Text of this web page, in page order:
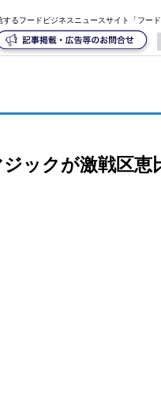
するフードビジネスニュースサイト「フー
ックが激戦区恵